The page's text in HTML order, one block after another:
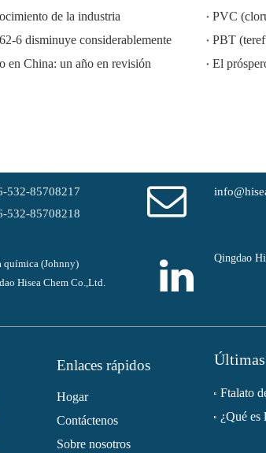
de la industria
PVC
6 disminuye considerablemente
PBT
en China: un año en revisión
532-85708217
532-85708218
química (Johnny)
Hisea Chem Co.,Ltd.
Qingdao
Enlaces rápidos
Hogar
Contáctenos
Sobre nosotros
¿Qué